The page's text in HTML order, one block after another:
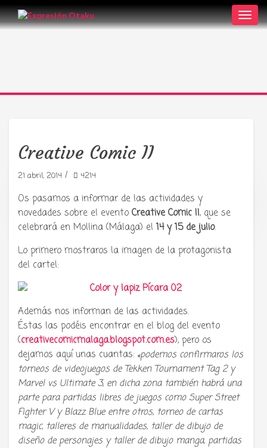
Tu radio y podcast sobre manga,
anime y cultura japonesa ツ
Creative Comic II
21 abril, 2014 / 4214
Os pasamos a informar de las actividades y
novedades sobre el evento Creative Comic II, que se
celebrará en Mollina (Málaga) el14 y 15 de julio.
Lo primero mostraros la imagen de la protagonista
del cartel:
Además nos informan de las actividades.
Éstas las podéis encontrar en el blog del evento
(creativecomicmalaga.blogspot.com.es), pero os
dejamos aquí unas cuantas: «podemos confirmaros los
torneos de videojuegos de Tekken Tournament Tag 2 y
Marvel vs Ultimate 3, en dicha zona también habrá una
parte para partidas libres de juegos como Super Street
Fighter V y Blazz Blue entre otros, torneo de cartas
magic, talleres de manualidades, taller de dibujo de
diseño de personajes y taller de dibujo manga, partidas